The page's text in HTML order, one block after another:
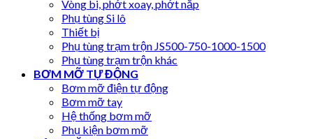
Vòng bi, phớt xoay, phớt nắp
Phụ tùng Si lô
Thiết bị
Phụ tùng trạm trộn JS500-750-1000-1500
Phụ tùng trạm trộn khác
BƠM MỠ TỰ ĐỘNG
Bơm mỡ điện tự động
Bơm mỡ tay
Hệ thống bơm mỡ
Phụ kiện bơm mỡ